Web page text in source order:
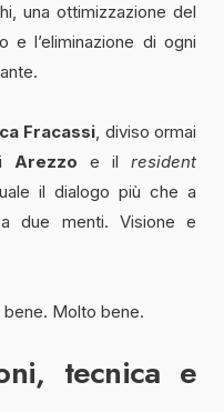
una ottimizzazione del
e l’eliminazione di ogni
Fracassi, diviso ormai
Arezzo e il resident
il dialogo più che a
due menti. Visione e
bene. Molto bene.
tecnica e